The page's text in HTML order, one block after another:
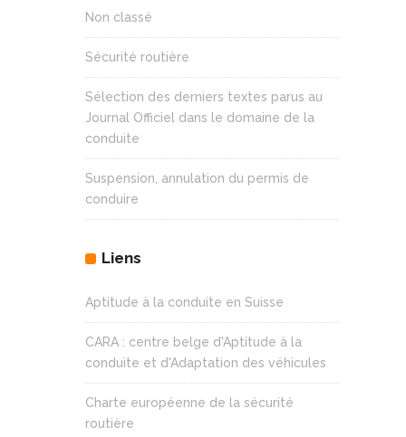
Non classé
Sécurité routière
Sélection des derniers textes parus au
Journal Officiel dans le domaine de la
conduite
Suspension, annulation du permis de
conduire
Liens
Aptitude à la conduite en Suisse
CARA : centre belge d'Aptitude à la
conduite et d'Adaptation des véhicules
Charte européenne de la sécurité
routière